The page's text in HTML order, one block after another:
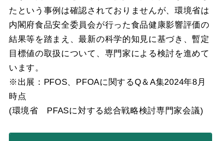
たという事例は確認されておりませんが、環境省は
内閣府食品安全委員会が行った食品健康影響評価の
結果等を踏まえ、最新の科学的知見に基づき、暫定
目標値の取扱について、専門家による検討を進めて
います。
※出展：PFOS、PFOAに関するQ＆A集2024年8月
時点
(環境省 PFASに対する総合戦略検討専門家会議)